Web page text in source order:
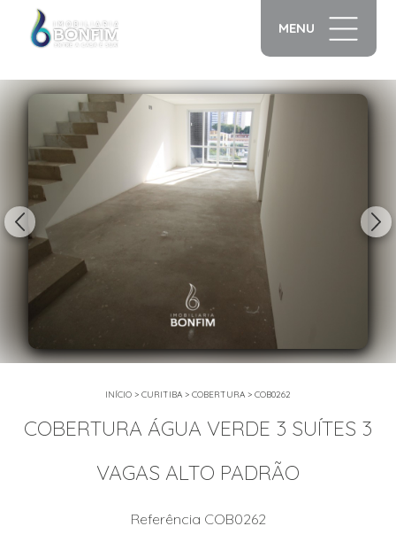
MENU
INÍCIO > CURITIBA > COBERTURA > COB0262
COBERTURA ÁGUA VERDE 3 SUÍTES 3
VAGAS ALTO PADRÃO
Referência COB0262